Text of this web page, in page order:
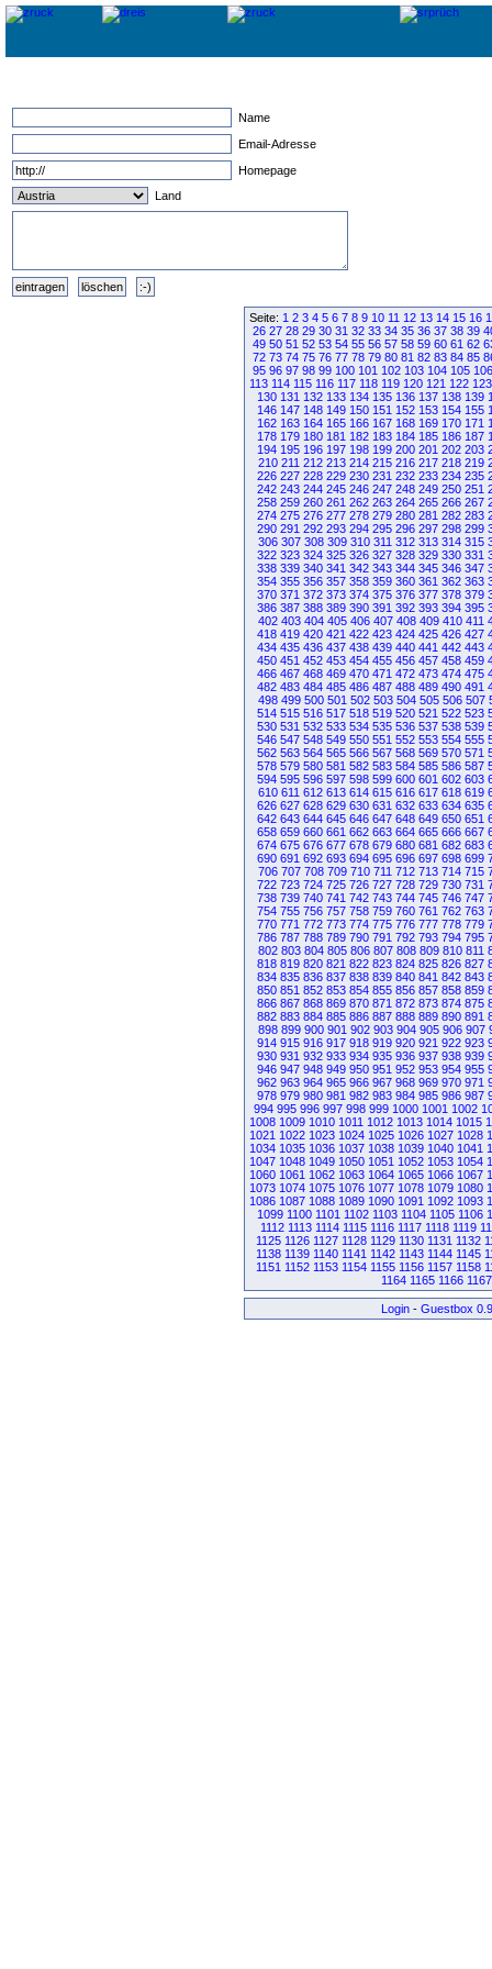
Name
Email-Adresse
Homepage
Land
Seite: 1 2 3 4 5 6 7 8 9 10 11 12 13 14 15 16
26 27 28 29 30 31 32 33 34 35 36 37 38 39
49 50 51 52 53 54 55 56 57 58 59 60 61 62
72 73 74 75 76 77 78 79 80 81 82 83 84 85
95 96 97 98 99 100 101 102 103 104 105 106
113 114 115 116 117 118 119 120 121 122 123
130 131 132 133 134 135 136 137 138 139
146 147 148 149 150 151 152 153 154 155
162 163 164 165 166 167 168 169 170 171
178 179 180 181 182 183 184 185 186 187
194 195 196 197 198 199 200 201 202 203
210 211 212 213 214 215 216 217 218 219
226 227 228 229 230 231 232 233 234 235
242 243 244 245 246 247 248 249 250 251
258 259 260 261 262 263 264 265 266 267
274 275 276 277 278 279 280 281 282 283
290 291 292 293 294 295 296 297 298 299
306 307 308 309 310 311 312 313 314 315
322 323 324 325 326 327 328 329 330 331
338 339 340 341 342 343 344 345 346 347
354 355 356 357 358 359 360 361 362 363
370 371 372 373 374 375 376 377 378 379
386 387 388 389 390 391 392 393 394 395
402 403 404 405 406 407 408 409 410 411
418 419 420 421 422 423 424 425 426 427
434 435 436 437 438 439 440 441 442 443
450 451 452 453 454 455 456 457 458 459
466 467 468 469 470 471 472 473 474 475
482 483 484 485 486 487 488 489 490 491
498 499 500 501 502 503 504 505 506 507
514 515 516 517 518 519 520 521 522 523
530 531 532 533 534 535 536 537 538 539
546 547 548 549 550 551 552 553 554 555
562 563 564 565 566 567 568 569 570 571
578 579 580 581 582 583 584 585 586 587
594 595 596 597 598 599 600 601 602 603
610 611 612 613 614 615 616 617 618 619
626 627 628 629 630 631 632 633 634 635
642 643 644 645 646 647 648 649 650 651
658 659 660 661 662 663 664 665 666 667
674 675 676 677 678 679 680 681 682 683
690 691 692 693 694 695 696 697 698 699
706 707 708 709 710 711 712 713 714 715
722 723 724 725 726 727 728 729 730 731
738 739 740 741 742 743 744 745 746 747
754 755 756 757 758 759 760 761 762 763
770 771 772 773 774 775 776 777 778 779
786 787 788 789 790 791 792 793 794 795
802 803 804 805 806 807 808 809 810 811
818 819 820 821 822 823 824 825 826 827
834 835 836 837 838 839 840 841 842 843
850 851 852 853 854 855 856 857 858 859
866 867 868 869 870 871 872 873 874 875
882 883 884 885 886 887 888 889 890 891
898 899 900 901 902 903 904 905 906 907
914 915 916 917 918 919 920 921 922 923
930 931 932 933 934 935 936 937 938 939
946 947 948 949 950 951 952 953 954 955
962 963 964 965 966 967 968 969 970 971
978 979 980 981 982 983 984 985 986 987
994 995 996 997 998 999 1000 1001 1002
1008 1009 1010 1011 1012 1013 1014 1015
1021 1022 1023 1024 1025 1026 1027 1028
1034 1035 1036 1037 1038 1039 1040 1041
1047 1048 1049 1050 1051 1052 1053 1054
1060 1061 1062 1063 1064 1065 1066 1067
1073 1074 1075 1076 1077 1078 1079 1080
1086 1087 1088 1089 1090 1091 1092 1093
1099 1100 1101 1102 1103 1104 1105 1106
1112 1113 1114 1115 1116 1117 1118 1119
1125 1126 1127 1128 1129 1130 1131 1132
1138 1139 1140 1141 1142 1143 1144 1145
1151 1152 1153 1154 1155 1156 1157 1158
1164 1165 1166 1167
Login- Guestbox